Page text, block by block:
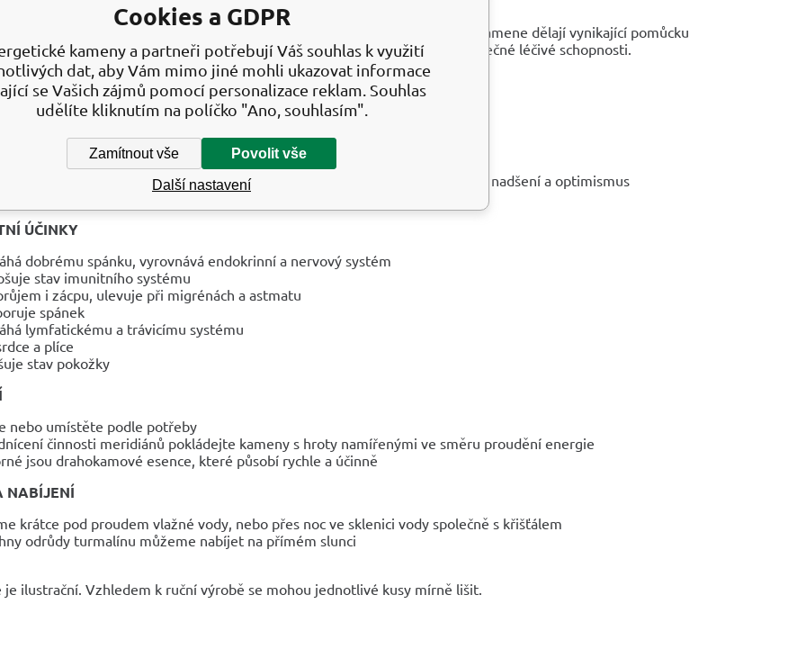
se po délce krystalů turmalínu zvyšují energetický tok,
čímž z tohoto kamene dělají vynikající pomůcku
zvyšování energieaodstraňování bloků.Jednotlivé barvy dodávají jedinečné léčivé schopnosti.
ZELENÝ (VERDELITE)
a růst, vyrovnává emoce
rovnováhu a napomáhá růstu
energii, vnáší vyrovnanou a radostnou atmosféru
dobrou vůli a přátelství, zahání obavy a negativitu, vyrovnává emoce, vrací nadšení a optimismus
pomoci s konstruktivním řešením problémů
ÚČINKY
dobrému spánku, vyrovnává endokrinní a nervový systém
stav imunitního systému
i zácpu, ulevuje při migrénách a astmatu
spánek
lymfatickému a trávicímu systému
a plíce
stav pokožky
nebo umístěte podle potřeby
činnosti meridiánů pokládejte kameny s hroty namířenými ve směru proudění energie
jsou drahokamové esence, které působí rychle a účinně
NABÍJENÍ
krátce pod proudem vlažné vody, nebo přes noc ve sklenici vody společně s křišťálem
odrůdy turmalínu můžeme nabíjet na přímém slunci
ilustrační. Vzhledem k ruční výrobě se mohou jednotlivé kusy mírně lišit.
Cookies a GDPR
kameny a partneři potřebují Váš souhlas k využití
dat, aby Vám mimo jiné mohli ukazovat informace
se Vašich zájmů pomocí personalizace reklam. Souhlas
udělíte kliknutím na políčko "Ano, souhlasím".
Zamítnout vše Povolit vše
Další nastavení